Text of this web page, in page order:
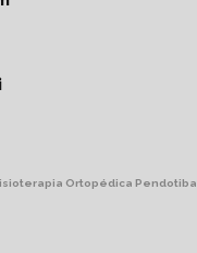
Ortopédica Pendotiba